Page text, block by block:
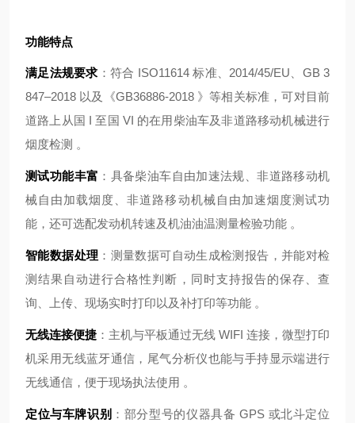
功能特点
满足法规要求 ：符合 ISO11614 标准、2014/45/EU、GB 3
847–2018 以及《GB36886-2018 》等相关标准，可对目前
道路上从国 I 至国 VI 的在用柴油车及非道路移动机械进行
烟度检测 。
测试功能丰富 ：具备柴油车自由加速法规、非道路移动机
械自由加载烟度、非道路移动机械自由加速烟度测试功
能，还可选配发动机转速及机油油温测量检验功能 。
智能数据处理 ：测量数据可自动生成检测报告，并能对检
测结果自动进行合格性判断，同时支持报告的保存、查
询、上传、现场实时打印以及补打印等功能 。
无线连接便捷 ：主机与平板通过无线 WIFI 连接，微型打印
机采用无线蓝牙通信，尾气分析仪也能与手持显示端进行
无线通信，便于现场执法使用 。
定位与车牌识别 ：部分型号的仪器具备 GPS 或北斗定位